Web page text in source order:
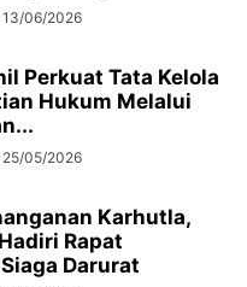
13/06/2026
Perkuat Tata Kelola
Hukum Melalui
25/05/2026
Karhutla,
Rapat
Darurat